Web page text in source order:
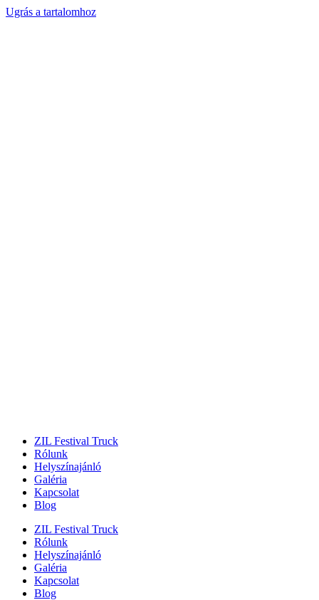
Ugrás a tartalomhoz
ZIL Festival Truck
Rólunk
Helyszínajánló
Galéria
Kapcsolat
Blog
ZIL Festival Truck
Rólunk
Helyszínajánló
Galéria
Kapcsolat
Blog